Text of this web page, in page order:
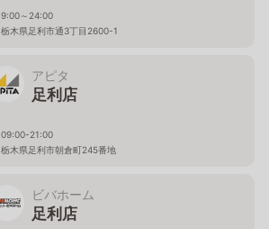
9:00～24:00
栃木県足利市通3丁目2600-1
アピタ
足利店
09:00-21:00
栃木県足利市朝倉町245番地
ビバホーム
足利店